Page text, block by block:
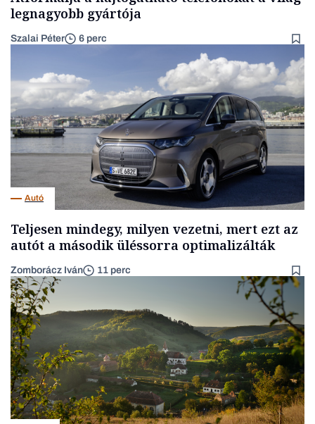
legnagyobb gyártója
Szalai Péter 6 perc
Autó
Teljesen mindegy, milyen vezetni, mert ezt az
autót a második üléssorra optimalizálták
Zomborácz Iván 11 perc